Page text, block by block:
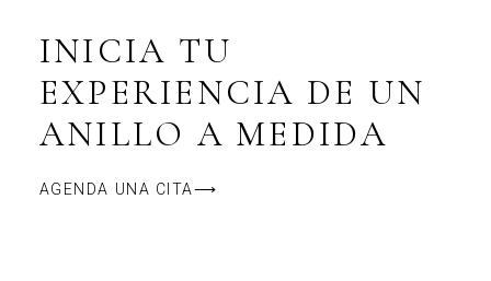
INICIA TU
EXPERIENCIA DE UN
ANILLO A MEDIDA
AGENDA UNA CITA⟶